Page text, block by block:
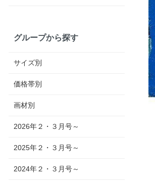
グループから探す
サイズ別
価格帯別
画材別
2026年２・３月号～
2025年２・３月号～
2024年２・３月号～